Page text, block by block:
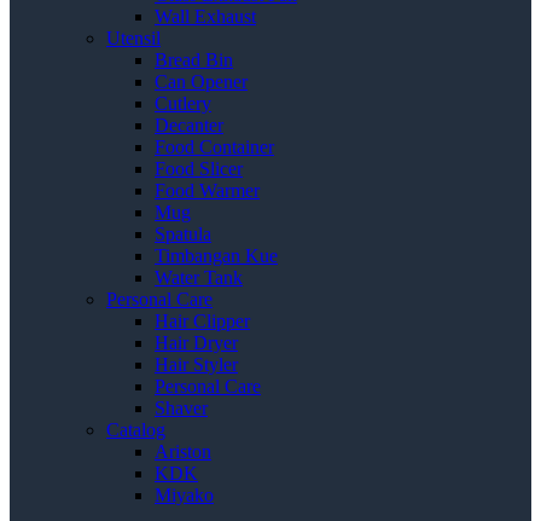
Wall Exhaust
Utensil
Bread Bin
Can Opener
Cutlery
Decanter
Food Container
Food Slicer
Food Warmer
Mug
Spatula
Timbangan Kue
Water Tank
Personal Care
Hair Clipper
Hair Dryer
Hair Styler
Personal Care
Shaver
Catalog
Ariston
KDK
Miyako